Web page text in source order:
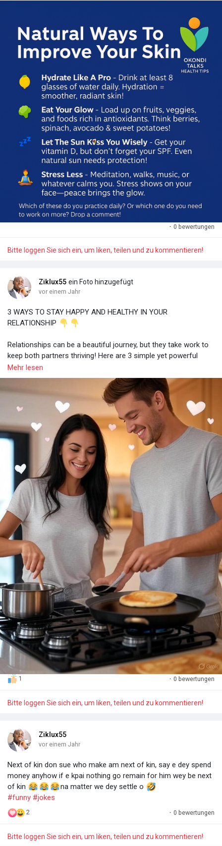
· 0 bewertungen
Bitte loggen Sie sich ein, um liken, teilen und zu kommentieren!
Ziklux55 ein Foto hinzugefügt
vor einem Jahr
3 WAYS TO STAY HAPPY AND HEALTHY IN YOUR
RELATIONSHIP
Relationships can be a beautiful journey, but they take work to
keep both partners thriving! Here are 3 simple yet powerful
ways to nurture happiness and health in your relationship:
1️⃣ Communicate with Kindness
Open, honest communication is the heartbeat of a strong
relationship. Share your thoughts and feelings with empathy,
and truly listen to your partner. Avoid bottling up emotions—
address issues calmly to prevent resentment. Pro tip: Schedule
regular check-ins to talk about your day, dreams, or even small
frustrations. This builds trust and keeps you both emotionally
connected!
2️⃣ Prioritize Shared Wellness
A healthy relationship thrives when both partners feel their
best. Cook nutritious meals together, try a fun workout like
dancing or hiking, or even meditate as a duo to reduce stress.
Supporting each other’s physical and mental health creates a
stronger bond and boosts your energy for life’s adventures
together!
3️⃣ Celebrate the Little Moments
Happiness grows when you cherish the small stuff. Surprise
your partner with a sweet note, plan a spontaneous date night,
or simply laugh together over an inside joke. These moments
build a reservoir of joy that carries you through tough times.
Gratitude for each other keeps the spark alive!
What’s one thing you do to keep your relationship happy and
healthy? Share below!
#HealthyRelationships
Mehr lesen
1 · 0 bewertungen
Bitte loggen Sie sich ein, um liken, teilen und zu kommentieren!
Ziklux55
vor einem Jahr
Next of kin don sue who make am next of kin, say e dey spend
money anyhow if e kpai nothing go remain for him wey be next
of kin
na matter we dey settle o
#funny #jokes
2 · 0 bewertungen
Bitte loggen Sie sich ein, um liken, teilen und zu kommentieren!